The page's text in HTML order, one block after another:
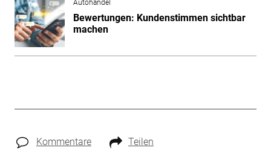
Autohandel
Bewertungen: Kundenstimmen sichtbar
machen
Kommentare Teilen